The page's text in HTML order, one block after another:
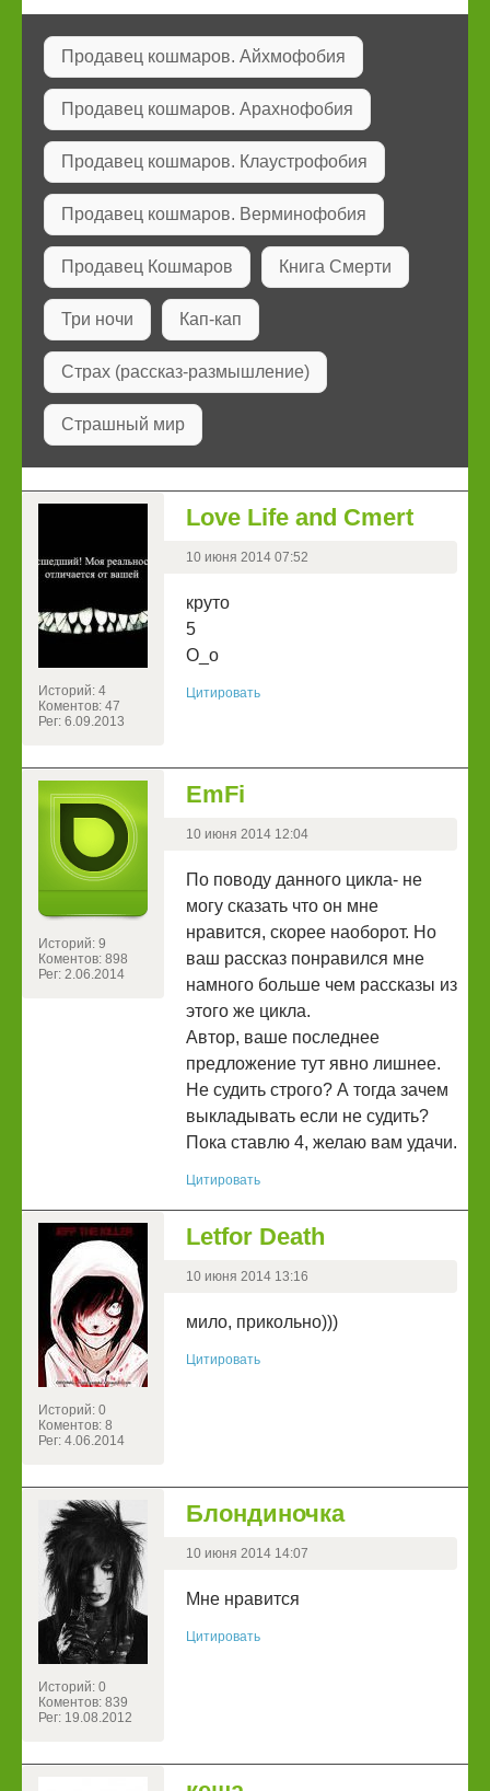
Продавец кошмаров. Айхмофобия
Продавец кошмаров. Арахнофобия
Продавец кошмаров. Клаустрофобия
Продавец кошмаров. Верминофобия
Продавец Кошмаров Книга Смерти
Три ночи Кап-кап
Страх (рассказ-размышление)
Страшный мир
Историй: 4
Коментов: 47
Рег: 6.09.2013
Love Life and Cmert
10 июня 2014 07:52
круто
5
O_o
Цитировать
Историй: 9
Коментов: 898
Рег: 2.06.2014
EmFi
10 июня 2014 12:04
По поводу данного цикла- не
могу сказать что он мне
нравится, скорее наоборот. Но
ваш рассказ понравился мне
намного больше чем рассказы из
этого же цикла.
Автор, ваше последнее
предложение тут явно лишнее.
Не судить строго? А тогда зачем
выкладывать если не судить?
Пока ставлю 4, желаю вам удачи.
Цитировать
Историй: 0
Коментов: 8
Рег: 4.06.2014
Letfor Death
10 июня 2014 13:16
мило, прикольно)))
Цитировать
Историй: 0
Коментов: 839
Рег: 19.08.2012
Блондиночка
10 июня 2014 14:07
Мне нравится
Цитировать